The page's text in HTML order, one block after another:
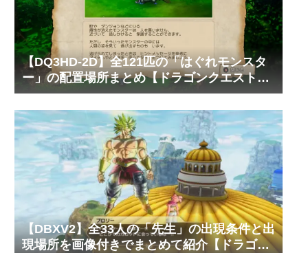
【DQ3HD-2D】全121匹の「はぐれモンスタ
ー」の配置場所まとめ【ドラゴンクエスト3
そして伝説へ…】
【DBXV2】全33人の「先生」の出現条件と出
現場所を画像付きでまとめて紹介【ドラゴン